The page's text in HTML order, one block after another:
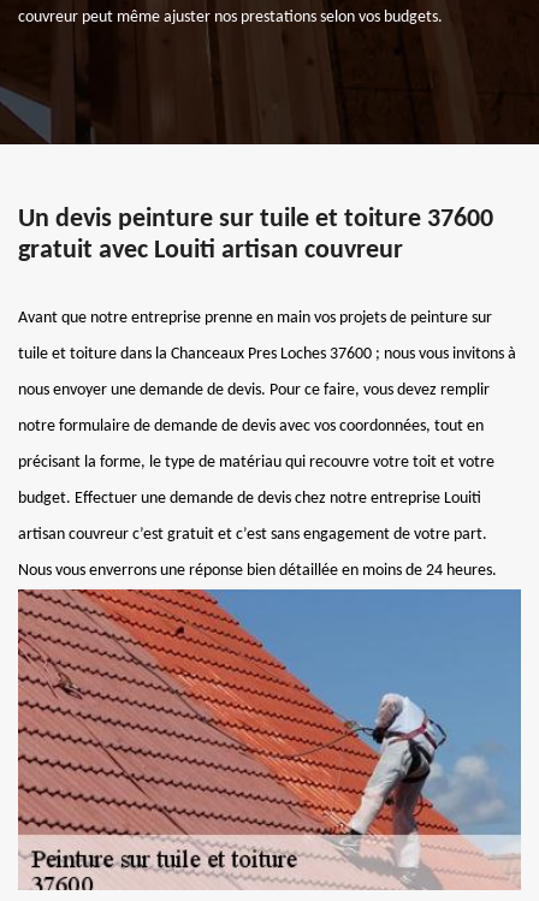
couvreur peut même ajuster nos prestations selon vos budgets.
Un devis peinture sur tuile et toiture 37600
gratuit avec Louiti artisan couvreur
Avant que notre entreprise prenne en main vos projets de peinture sur
tuile et toiture dans la Chanceaux Pres Loches 37600 ; nous vous invitons à
nous envoyer une demande de devis. Pour ce faire, vous devez remplir
notre formulaire de demande de devis avec vos coordonnées, tout en
précisant la forme, le type de matériau qui recouvre votre toit et votre
budget. Effectuer une demande de devis chez notre entreprise Louiti
artisan couvreur c’est gratuit et c’est sans engagement de votre part.
Nous vous enverrons une réponse bien détaillée en moins de 24 heures.